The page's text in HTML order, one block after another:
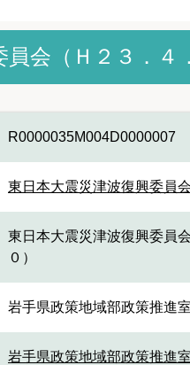
会（Ｈ２３．４
R0000035M004D0000007
東日本大震災津波復興委員
東日本大震災津波復興委員
０）
岩手県政策地域部政策推進室
岩手県政策地域部政策推進室